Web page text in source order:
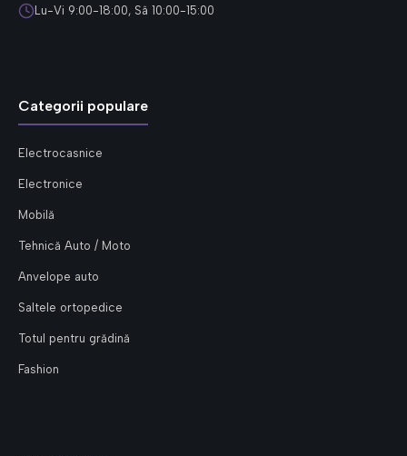
Lu-Vi 9:00-18:00, Sâ 10:00-15:00
Categorii populare
Electrocasnice
Electronice
Mobilă
Tehnică Auto / Moto
Anvelope auto
Saltele ortopedice
Totul pentru grădină
Fashion